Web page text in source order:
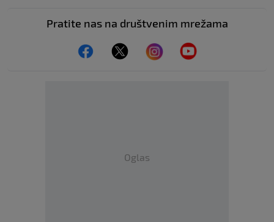
Pratite nas na društvenim mrežama
Oglas